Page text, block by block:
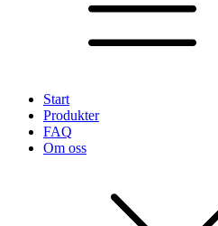
Start
Produkter
FAQ
Om oss